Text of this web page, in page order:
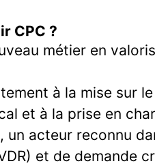
CPC ?
métier en
à la mise sur
et à la prise en
un acteur reconnu
et de demande